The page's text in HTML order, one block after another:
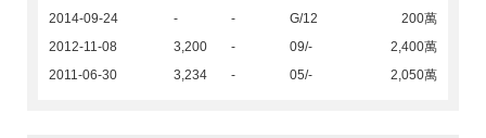
2014-09-24
- - G/12
200萬
2012-11-08
3,200 - 09/-
2,400萬
2011-06-30
3,234 - 05/- 2,050萬